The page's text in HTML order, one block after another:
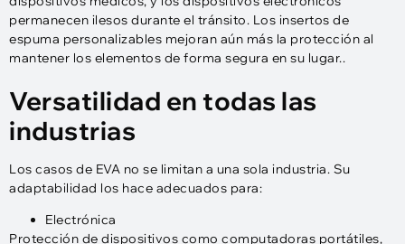
permanecen ilesos durante el tránsito. Los insertos de
espuma personalizables mejoran aún más la protección al
mantener los elementos de forma segura en su lugar..
Versatilidad en todas las
industrias
Los casos de EVA no se limitan a una sola industria. Su
adaptabilidad los hace adecuados para:
Electrónica
Protección de dispositivos como computadoras portátiles,